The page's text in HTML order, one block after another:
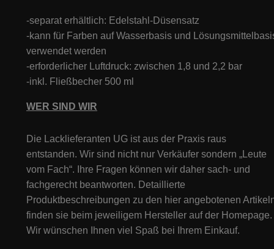
-separat erhältlich: Edelstahl-Düsensatz
-kann für Farben auf Wasserbasis und
verwendet werden
-erforderlicher Luftdruck: zwischen 1,8 und 2,2 bar
-inkl. Fließbecher 500 ml
WER SIND WIR
Die Lacklieferanten UG ist aus der Praxis raus
entstanden. Wir sind nicht nur Verkäufer sondern „Leute
vom Fach“. Ihre Fragen können wir daher sach- und
fachgerecht beantworten. Detaillierte
Produktbeschreibungen zu den hier angebotenen
finden sie beim jeweiligem Hersteller auf der Homepage.
Wir wünschen Ihnen viel Spaß bei Ihrem Einkauf.